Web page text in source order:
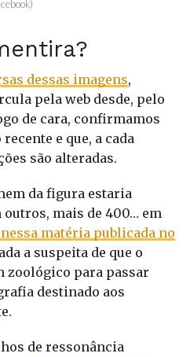
dessas imagens,
pela web desde, pelo
de cara, confirmamos
e que, a cada
são alteradas.
da figura estaria
outros, mais de 400… em
matéria publicada no
a suspeita de que o
zoológico para passar
destinado aos
de ressonância